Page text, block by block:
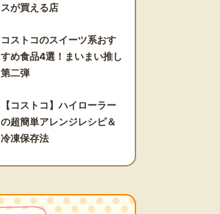
スが買える店
コストコのスイーツ系おす
すめ食品4選！まいまい推し
第二弾
【コストコ】ハイローラー
の超簡単アレンジレシピ＆
冷凍保存法